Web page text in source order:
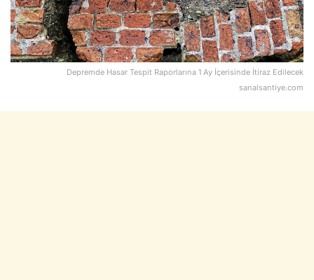
Depremde Hasar Tespit Raporlarına 1 Ay İçerisinde İtiraz Edilecek
sanalsantiye.com